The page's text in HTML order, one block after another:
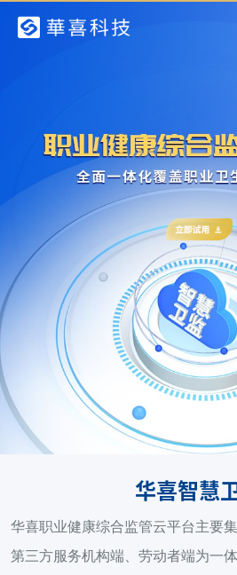
华喜智慧
华喜职业健康综合监管云平台主要
第三方服务机构端、劳动者端为一